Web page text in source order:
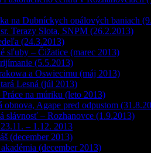
na Dubníckych opálových baniach
Terazy Slota, SNPM (26.2.2013)
(24.3.2013)
sľuby – Čižatice (marec 2013)
(5.5.2013)
a Oswiecimu (máj 2013)
Lesná (júl 2013)
na múriku (leto 2013)
obnova, Agape pred odpustom
slávnosť – Rozhanovce (1.9.2013)
– 1.12. 2013
(december 2013)
(december 2013)